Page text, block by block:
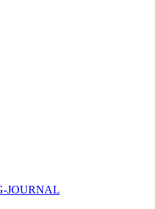
JOURNAL